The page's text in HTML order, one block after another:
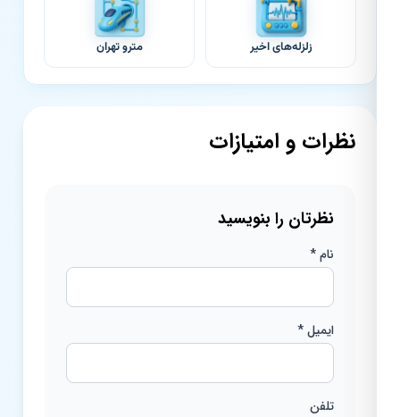
زلزله‌های اخیر مترو تهران
نظرات و امتیازات
نظرتان را بنویسید
ایمیل *
تلفن